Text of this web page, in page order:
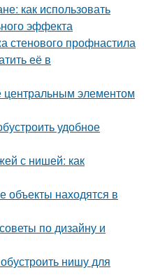
как использовать
эффекта
стенового профнастила
её в
центральным элементом
удобное
с нишей: как
объекты находятся в
по дизайну и
нишу для